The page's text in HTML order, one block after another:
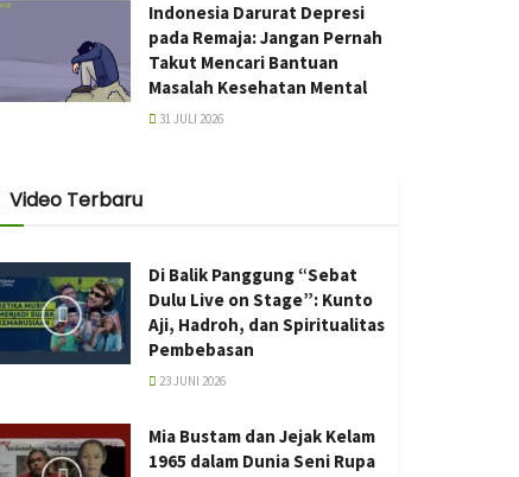
Indonesia Darurat Depresi
pada Remaja: Jangan Pernah
Takut Mencari Bantuan
Masalah Kesehatan Mental
31 JULI 2026
Video Terbaru
Di Balik Panggung “Sebat
Dulu Live on Stage”: Kunto
Aji, Hadroh, dan Spiritualitas
Pembebasan
23 JUNI 2026
Mia Bustam dan Jejak Kelam
1965 dalam Dunia Seni Rupa